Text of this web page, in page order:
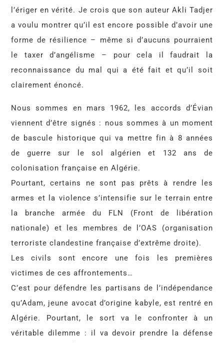
l’ériger en vérité. Je crois que son auteur Akli Tadjer
a voulu montrer qu’il est encore possible d’avoir une
forme de résilience – même si d’aucuns pourraient
le taxer d’angélisme – pour cela il faudrait la
reconnaissance du mal qui a été fait et qu’il soit
clairement énoncé.
Nous sommes en mars 1962, les accords d’Évian
viennent d’être signés : nous sommes à un moment
de bascule historique qui va mettre fin à 8 années
de guerre sur le sol algérien et 132 ans de
colonisation française en Algérie.
Pourtant, certains ne sont pas prêts à rendre les
armes et la violence s’intensifie sur le terrain entre
la branche armée du FLN (Front de libération
nationale) et les membres de l’OAS (organisation
terroriste clandestine française d’extrême droite).
Les civils sont encore une fois les premières
victimes de ces affrontements…
C’est pour défendre les partisans de l’indépendance
qu’Adam, jeune avocat d’origine kabyle, est rentré en
Algérie. Pourtant, le sort va le confronter à un
véritable dilemme : il va devoir prendre la défense